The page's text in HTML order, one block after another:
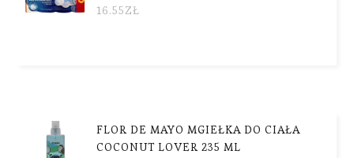
16.55ZŁ
FLOR DE MAYO MGIEŁKA DO CIAŁA
COCONUT LOVER 235 ML